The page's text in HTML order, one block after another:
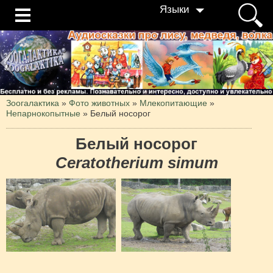
Языки
Зоогалактика » Фото животных » Млекопитающие »
Непарнокопытные » Белый носорог
Белый носорог
Ceratotherium simum